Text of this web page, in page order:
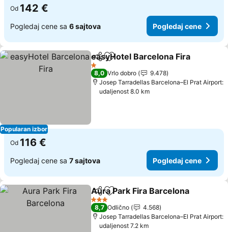
Od 142 €
Pogledaj cene sa 6 sajtova Pogledaj cene
Popularan izbor
Deli Dodati u favorite
easyHotel Barcelona Fira
1 Zvezdice
8,0 Vrlo dobro
9.478
Josep Tarradellas Barcelona–El Prat Airport:
udaljenost 8.0 km
Od 116 €
Pogledaj cene sa 7 sajtova Pogledaj cene
Deli Dodati u favorite
Aura Park Fira Barcelona
3 Zvezdice
8,7 Odlično
4.568
Josep Tarradellas Barcelona–El Prat Airport:
udaljenost 7.2 km